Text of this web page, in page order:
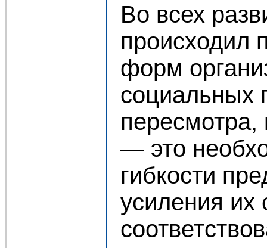
Во всех
происходил
форм
социальных
пересмотра,
— это
гибкости
усиления их